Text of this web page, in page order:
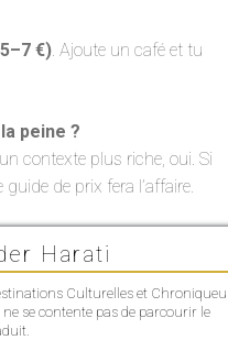
€) . Ajoute un café et tu
peine ?
contexte plus riche, oui. Si
de prix fera l’affaire.
Harati
Culturelles et
ne se contente pas de parcourir le